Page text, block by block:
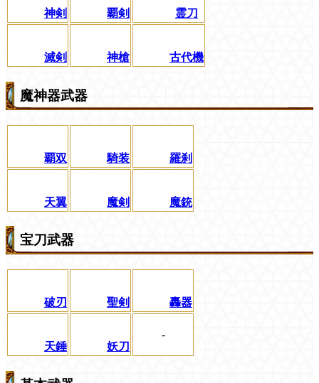
神剣 覇剣 霊刀
滅剣 神槍 古代機
魔神器武器
覇双 騎装 羅刹
天翼 魔剣 魔銃
宝刀武器
破刃 聖剣 轟器
天錘 妖刀
-